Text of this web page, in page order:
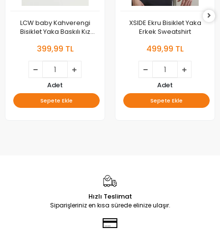
LCW baby Kahverengi
Bisiklet Yaka Baskılı Kız
399,99 TL
Adet
Sepete Ekle
XSIDE Ekru Bisiklet Yaka
Erkek Sweatshirt
499,99 TL
Adet
Sepete Ekle
Hızlı Teslimat
Siparişleriniz en kısa sürede elinize ulaşır.